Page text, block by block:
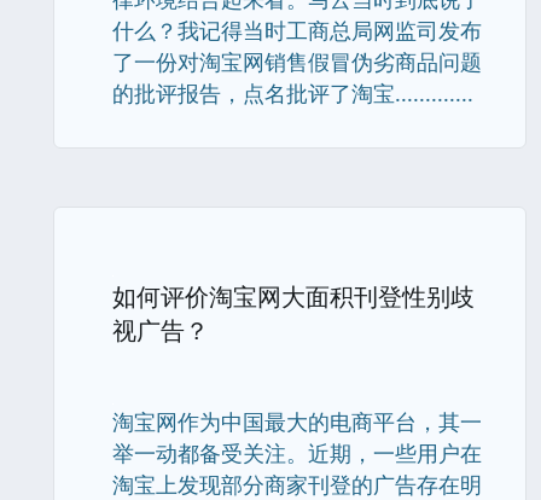
什么？我记得当时工商总局网监司发布
了一份对淘宝网销售假冒伪劣商品问题
的批评报告，点名批评了淘宝.............
如何评价淘宝网大面积刊登性别歧
视广告？
淘宝网作为中国最大的电商平台，其一
举一动都备受关注。近期，一些用户在
淘宝上发现部分商家刊登的广告存在明